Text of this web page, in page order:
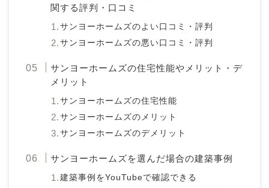
関する評判・口コミ
サンヨーホームズのよい口コミ・評判
サンヨーホームズの悪い口コミ・評判
サンヨーホームズの住宅性能やメリット・デ
メリット
サンヨーホームズの住宅性能
サンヨーホームズのメリット
サンヨーホームズのデメリット
サンヨーホームズを選んだ場合の建築事例
建築事例をYouTubeで確認できる